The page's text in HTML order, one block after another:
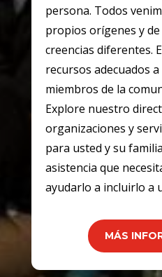
persona. Todos
propios orígenes y
creencias diferentes.
recursos adecuados
miembros de la
Explore nuestro
organizaciones y
para usted y su
asistencia que
ayudarlo a incluirlo a
MÁS